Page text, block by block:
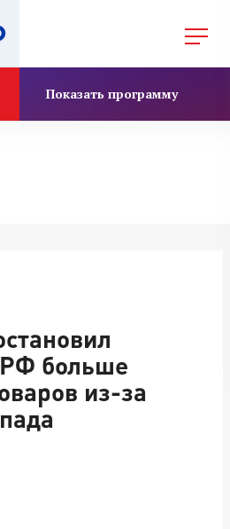
Показать программу
РФ больше
из-за